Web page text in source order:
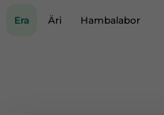
Era Äri Hambalabor